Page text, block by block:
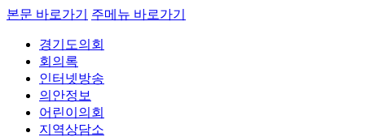
본문 바로가기 주메뉴 바로가기
경기도의회
회의록
인터넷방송
의안정보
어린이의회
지역상담소